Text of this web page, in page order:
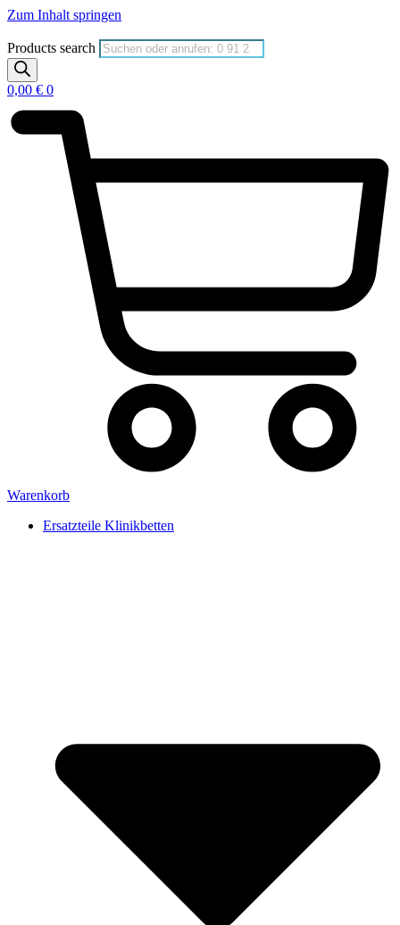
Zum Inhalt springen
Products search
0,00 € 0
Warenkorb
Ersatzteile Klinikbetten